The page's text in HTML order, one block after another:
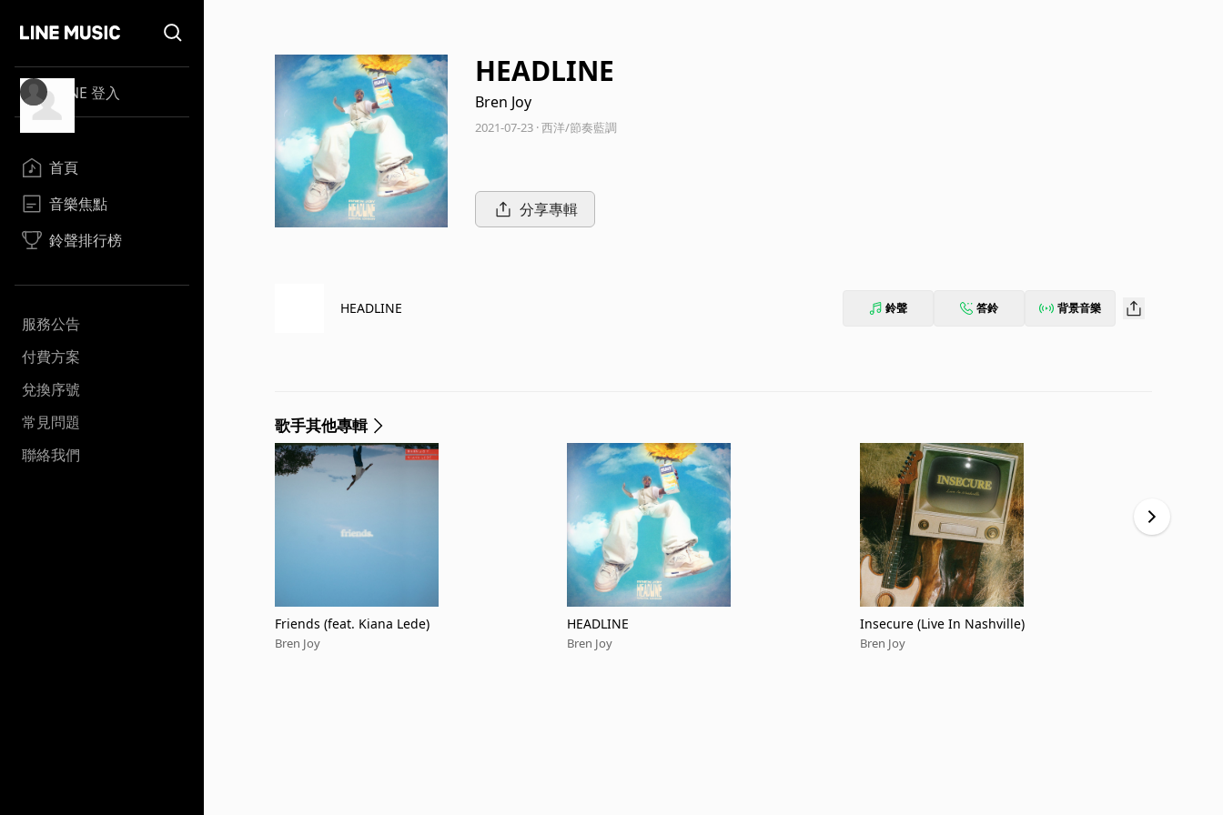
LINE 登入
首頁
音樂焦點
鈴聲排行榜
服務公告
付費方案
兌換序號
常見問題
聯絡我們
HEADLINE
Bren Joy
2021-07-23 · 西洋/節奏藍調
分享專輯
HEADLINE 鈴聲 答鈴 背景音樂
歌手其他專輯
Friends (feat. Kiana Lede)
Bren Joy
HEADLINE
Bren Joy
Insecure (Live In Nashville)
Bren Joy